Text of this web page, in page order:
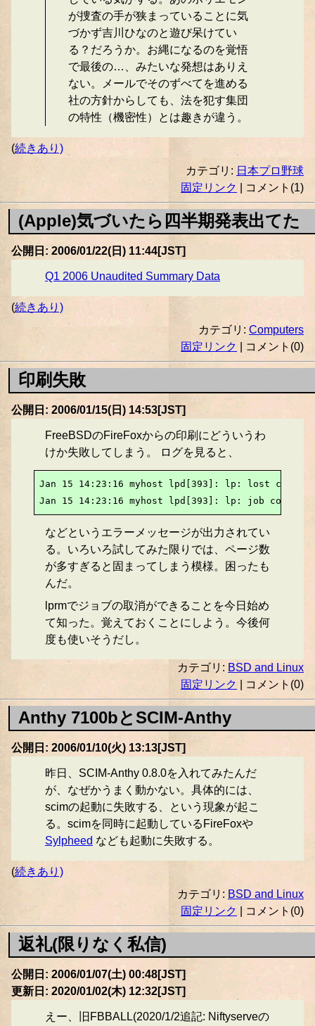
が捜査の手が狭まっていることに気
づかず吉川ひなのと遊び呆けてい
る？だろうか。お縄になるのを覚悟
で最後の…、みたいな発想はありえ
ない。メールでそのずべてを進める
社の方針からしても、法を犯す集団
の特性（機密性）とは趣きが違う。
(続きあり)
カテゴリ: 日本プロ野球
固定リンク
| コメント(1)
(Apple)気づいたら四半期発表出てた
公開日: 2006/01/22(日) 11:44[JST]
Q1 2006 Unaudited Summary Data
(続きあり)
カテゴリ: Computers
固定リンク
| コメント(0)
印刷失敗
公開日: 2006/01/15(日) 14:53[JST]
FreeBSDのFireFoxからの印刷にどういうわ
けか失敗してしまう。 ログを見ると、
Jan 15 14:23:16 myhost lpd[393]: lp: lost
Jan 15 14:23:16 myhost lpd[393]: lp: job could
などというエラーメッセージが出力されてい
る。いろいろ試してみた限りでは、ページ数
が多すぎると固まってしまう模様。困ったも
んだ。
lprmでジョブの取消ができることを今日始め
て知った。覚えておくことにしよう。今後何
度も使いそうだし。
カテゴリ: BSD and Linux
固定リンク
| コメント(0)
Anthy 7100bとSCIM-Anthy
公開日: 2006/01/10(火) 13:13[JST]
昨日、SCIM-Anthy 0.8.0を入れてみたんだ
が、なぜかうまく動かない。具体的には、
scimの起動に失敗する、という現象が起こ
る。scimを同時に起動しているFireFoxや
Sylpheed なども起動に失敗する。
(続きあり)
カテゴリ: BSD and Linux
固定リンク
| コメント(0)
返礼(限りなく私信)
公開日: 2006/01/07(土) 00:48[JST]
更新日: 2020/01/02(木) 12:32[JST]
えー、旧FBBALL(2020/1/2追記: Niftyserveの